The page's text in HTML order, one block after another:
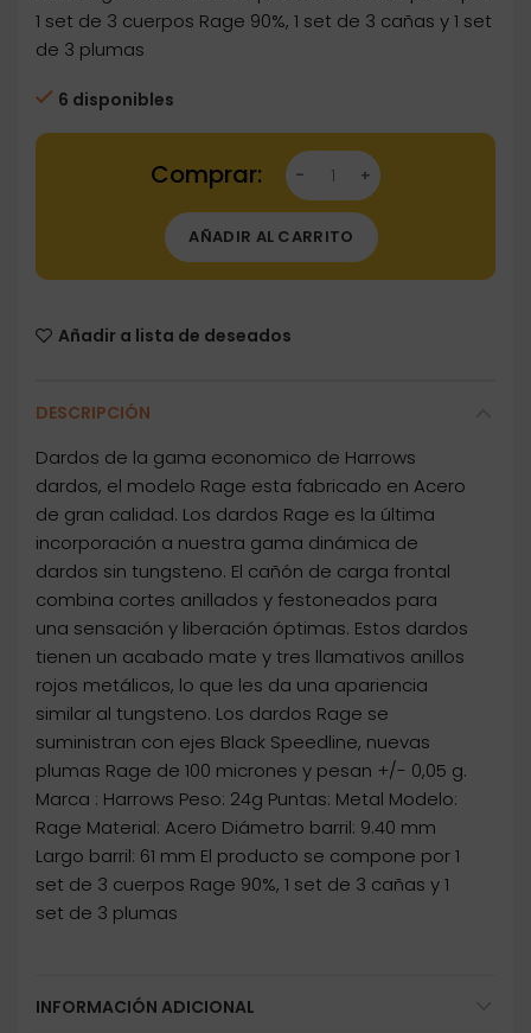
1 set de 3 cuerpos Rage 90%, 1 set de 3 cañas y 1 set
de 3 plumas
6 disponibles
Dartstore Dardos Harrows Darts Rage Steel
AÑADIR AL CARRITO
Añadir a lista de deseados
DESCRIPCIÓN
Dardos de la gama economico de Harrows
dardos, el modelo Rage esta fabricado en Acero
de gran calidad. Los dardos Rage es la última
incorporación a nuestra gama dinámica de
dardos sin tungsteno. El cañón de carga frontal
combina cortes anillados y festoneados para
una sensación y liberación óptimas. Estos dardos
tienen un acabado mate y tres llamativos anillos
rojos metálicos, lo que les da una apariencia
similar al tungsteno. Los dardos Rage se
suministran con ejes Black Speedline, nuevas
plumas Rage de 100 micrones y pesan +/- 0,05 g.
Marca : Harrows Peso: 24g Puntas: Metal Modelo:
Rage Material: Acero Diámetro barril: 9.40 mm
Largo barril: 61 mm El producto se compone por 1
set de 3 cuerpos Rage 90%, 1 set de 3 cañas y 1
set de 3 plumas
INFORMACIÓN ADICIONAL